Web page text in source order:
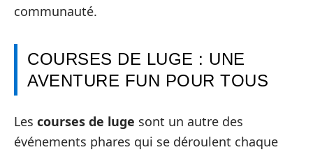
communauté.
COURSES DE LUGE : UNE
AVENTURE FUN POUR TOUS
Les courses de luge sont un autre des
événements phares qui se déroulent chaque